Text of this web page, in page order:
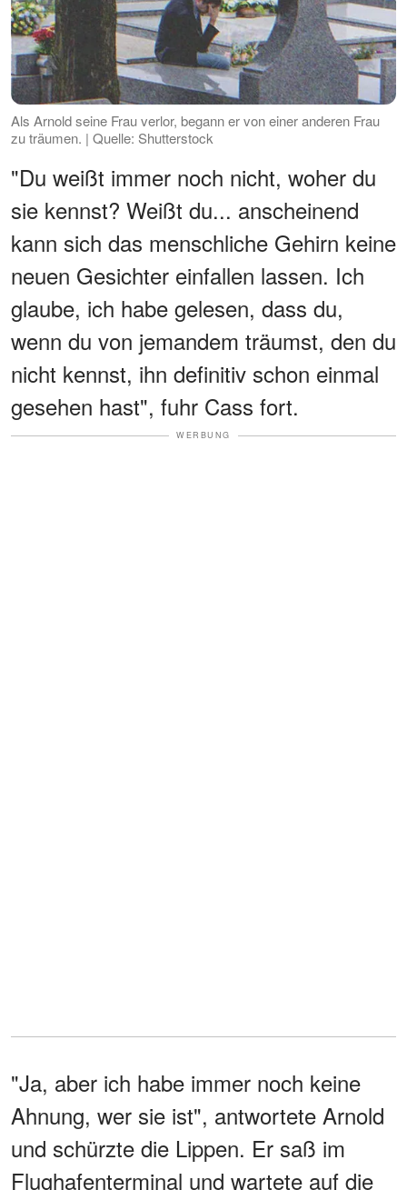
Als Arnold seine Frau verlor, begann er von einer anderen Frau
zu träumen. | Quelle: Shutterstock
"Du weißt immer noch nicht, woher du
sie kennst? Weißt du... anscheinend
kann sich das menschliche Gehirn keine
neuen Gesichter einfallen lassen. Ich
glaube, ich habe gelesen, dass du,
wenn du von jemandem träumst, den du
nicht kennst, ihn definitiv schon einmal
gesehen hast", fuhr Cass fort.
WERBUNG
"Ja, aber ich habe immer noch keine
Ahnung, wer sie ist", antwortete Arnold
und schürzte die Lippen. Er saß im
Flughafenterminal und wartete auf die